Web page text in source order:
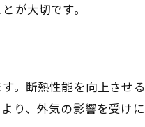
が大切です。
。断熱性能を向上させ
り、外気の影響を受け